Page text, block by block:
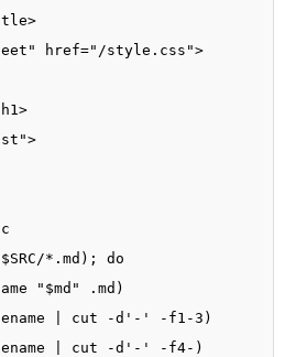
href="/style.css">
*.md); do
"$md" .md)
| cut -d'-' -f1-3)
| cut -d'-' -f4-)